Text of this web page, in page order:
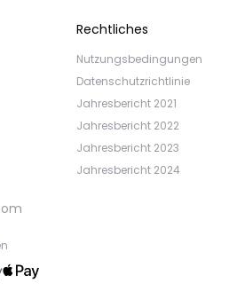
Rechtliches
Nutzungsbedingungen
Datenschutzrichtlinie
Jahresbericht 2021
Jahresbericht 2022
Jahresbericht 2023
Jahresbericht 2024